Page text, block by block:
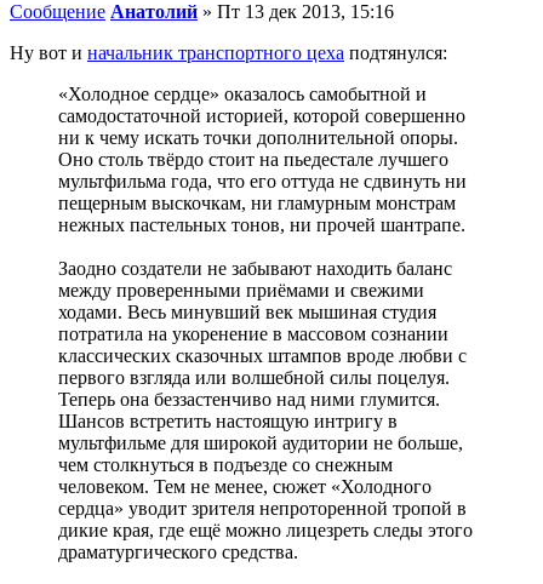
Сообщение Анатолий » Пт 13 дек 2013, 15:16
Ну вот и начальник транспортного цеха подтянулся:
«Холодное сердце» оказалось самобытной и
самодостаточной историей, которой совершенно
ни к чему искать точки дополнительной опоры.
Оно столь твёрдо стоит на пьедестале лучшего
мультфильма года, что его оттуда не сдвинуть ни
пещерным выскочкам, ни гламурным монстрам
нежных пастельных тонов, ни прочей шантрапе.
Заодно создатели не забывают находить баланс
между проверенными приёмами и свежими
ходами. Весь минувший век мышиная студия
потратила на укоренение в массовом сознании
классических сказочных штампов вроде любви с
первого взгляда или волшебной силы поцелуя.
Теперь она беззастенчиво над ними глумится.
Шансов встретить настоящую интригу в
мультфильме для широкой аудитории не больше,
чем столкнуться в подъезде со снежным
человеком. Тем не менее, сюжет «Холодного
сердца» уводит зрителя непроторенной тропой в
дикие края, где ещё можно лицезреть следы этого
драматургического средства.